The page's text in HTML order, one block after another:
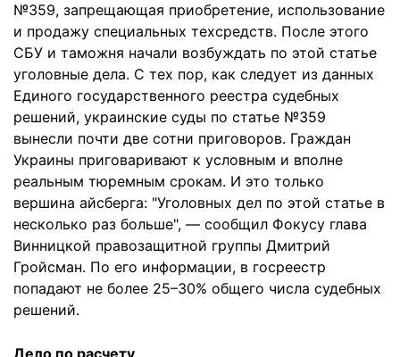
№359, запрещающая приобретение, использование
и продажу специальных техсредств. После этого
СБУ и таможня начали возбуждать по этой статье
уголовные дела. С тех пор, как следует из данных
Единого государственного реестра судебных
решений, украинские суды по статье №359
вынесли почти две сотни приговоров. Граждан
Украины приговаривают к условным и вполне
реальным тюремным срокам. И это только
вершина айсберга: "Уголовных дел по этой статье в
несколько раз больше", — сообщил Фокусу глава
Винницкой правозащитной группы Дмитрий
Гройсман. По его информации, в госреестр
попадают не более 25–30% общего числа судебных
решений.
Дело по расчету